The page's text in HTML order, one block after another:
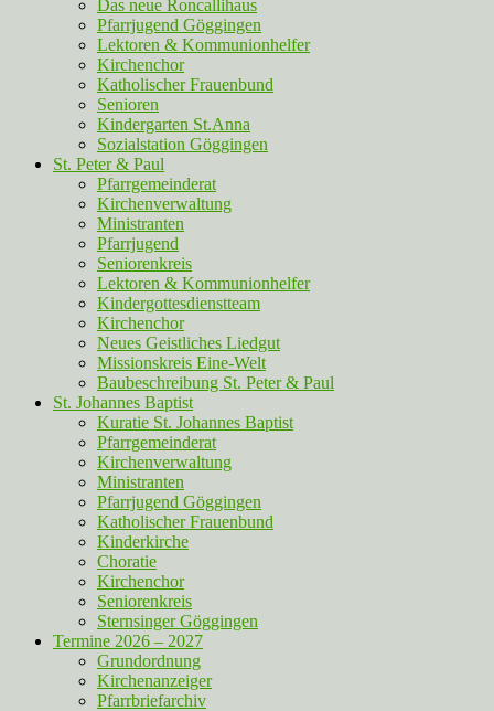
Das neue Roncallihaus
Pfarrjugend Göggingen
Lektoren & Kommunionhelfer
Kirchenchor
Katholischer Frauenbund
Senioren
Kindergarten St.Anna
Sozialstation Göggingen
St. Peter & Paul
Pfarrgemeinderat
Kirchenverwaltung
Ministranten
Pfarrjugend
Seniorenkreis
Lektoren & Kommunionhelfer
Kindergottesdienstteam
Kirchenchor
Neues Geistliches Liedgut
Missionskreis Eine-Welt
Baubeschreibung St. Peter & Paul
St. Johannes Baptist
Kuratie St. Johannes Baptist
Pfarrgemeinderat
Kirchenverwaltung
Ministranten
Pfarrjugend Göggingen
Katholischer Frauenbund
Kinderkirche
Choratie
Kirchenchor
Seniorenkreis
Sternsinger Göggingen
Termine 2026 – 2027
Grundordnung
Kirchenanzeiger
Pfarrbriefarchiv